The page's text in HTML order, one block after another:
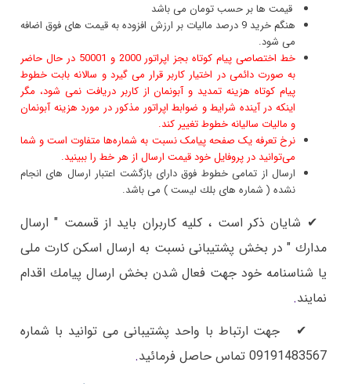
قیمت ها بر حسب تومان می باشد
هنگم خرید 9 درصد مالیات بر ارزش افزوده به قیمت های فوق اضافه
می شود.
خط اختصاصی پیام کوتاه بجز اپراتور 2000 و 50001 در حال حاضر
به صورت دائمی در اختیار کاربر قرار می گیرد و سالانه بابت خطوط
پیام کوتاه هزینه تمدید و آبونمان از کاربر دریافت نمی شود، مگر
اینكه در آینده شرایط و ضوابط اپراتور مذكور در مورد هزینه آبونمان
و مالیات سالیانه خطوط تغییر كند.
نرخ تعرفه یک صفحه پیامک نسبت به شماره‌ها متفاوت است و شما
می‌توانید در پروفایل خود قیمت ارسال از هر خط را ببینید.
ارسال از تمامی خطوط فوق دارای بازگشت اعتبار ارسال های انجام
نشده ( شماره های بلك لیست ) می باشد.
✔ شایان ذكر است ، كلیه كاربران باید از قسمت " ارسال
مدارك " در بخش پشتیبانی نسبت به ارسال اسكن كارت ملی
یا شناسنامه خود جهت فعال شدن بخش ارسال پیامك اقدام
نمایند.
✔ جهت ارتباط با واحد پشتیبانی می توانید با شماره
09191483567 تماس حاصل فرمائید
.